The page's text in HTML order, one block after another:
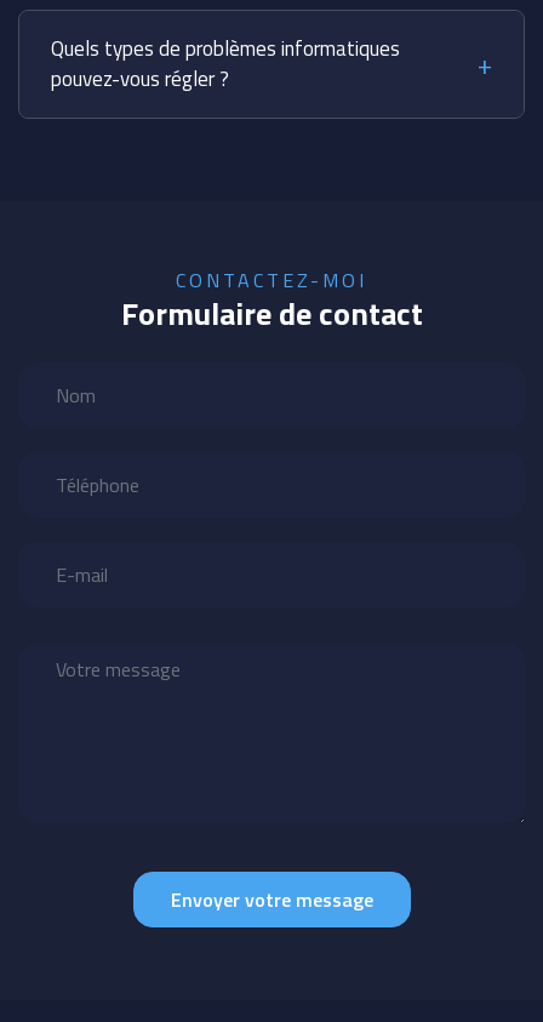
Quels types de problèmes informatiques
pouvez-vous régler ?
CONTACTEZ-MOI
Formulaire de contact
Envoyer votre message